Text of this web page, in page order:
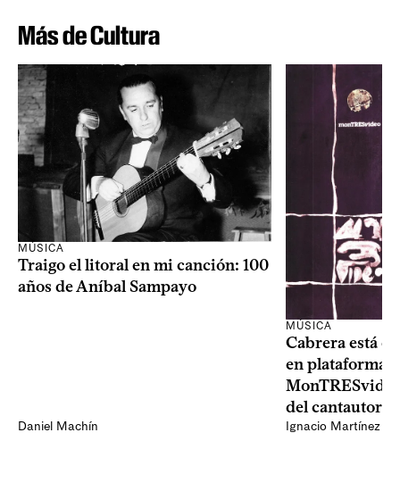
Más de Cultura
MÚSICA
Traigo el litoral en mi canción: 100
años de Aníbal Sampayo
Daniel Machín
MÚSICA
Cabrera está
en plataformas
del cantautor
Ignacio Martínez